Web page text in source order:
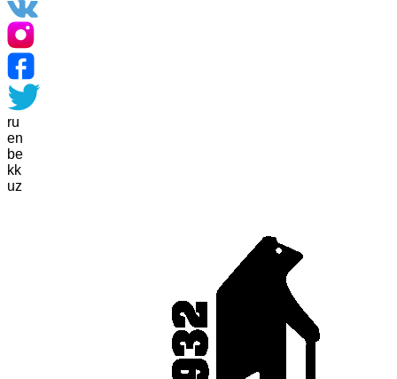
ru
en
be
kk
uz